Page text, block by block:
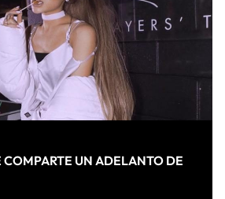
UN ADELANTO DE